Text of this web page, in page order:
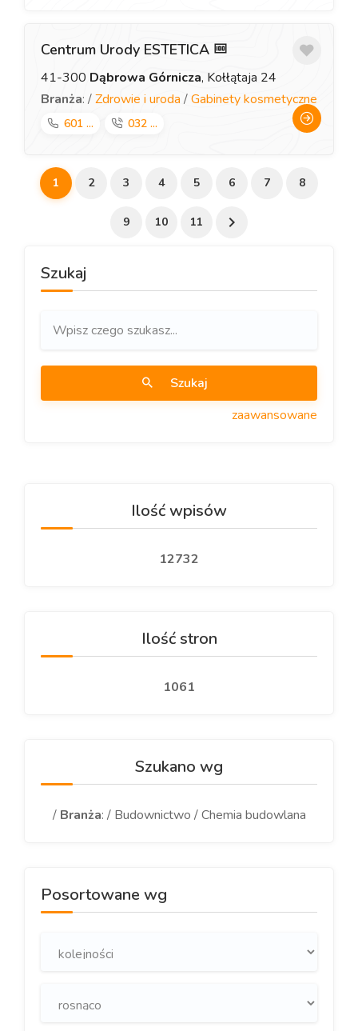
Centrum Urody ESTETICA
41-300 Dąbrowa Górnicza, Kołłątaja 24
Branża: /Zdrowie i uroda /Gabinety kosmetyczne
601 ... 032 ...
1 2 3 4 5 6 7 8
9 10 11
Szukaj
Szukaj
zaawansowane
Ilość wpisów
12732
Ilość stron
1061
Szukano wg
/ Branża: / Budownictwo / Chemia budowlana
Posortowane wg